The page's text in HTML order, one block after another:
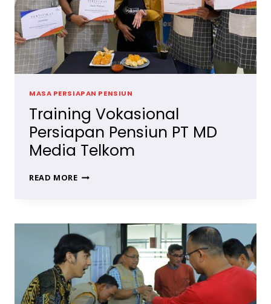
MASA PERSIAPAN PENSIUN
Training Vokasional
Persiapan Pensiun PT MD
Media Telkom
READ MORETRAINING
PT
MD
MEDIA
TELKOM